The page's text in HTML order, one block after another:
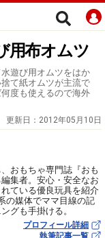
用布オムツ
遊び用オムツをはか
て紙オムツが主流で
度も使えるので海外
更新日： 2012年05月10日
おもちゃ専門誌『おも
集者。安心・安全なお
ている優良玩具を紹介
の媒体でママ目線の記
グも手掛ける。
プロフィール詳細
執筆記事一覧